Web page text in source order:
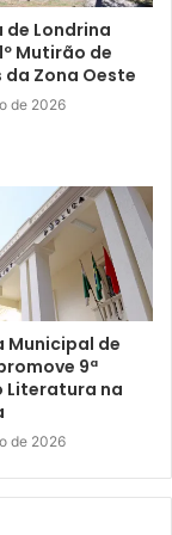
o melhor para
legal para nós
público
foi a
presentes.
parabenizar
certo que
e
para
na linha
de Londrina
Mutirão de
da Zona Oeste
de 2026
Municipal de
9ª
Literatura na
de 2026